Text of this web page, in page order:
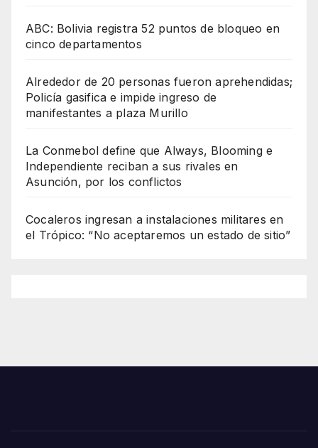
ABC: Bolivia registra 52 puntos de bloqueo en
cinco departamentos
Alrededor de 20 personas fueron aprehendidas;
Policía gasifica e impide ingreso de
manifestantes a plaza Murillo
La Conmebol define que Always, Blooming e
Independiente reciban a sus rivales en
Asunción, por los conflictos
Cocaleros ingresan a instalaciones militares en
el Trópico: “No aceptaremos un estado de sitio”